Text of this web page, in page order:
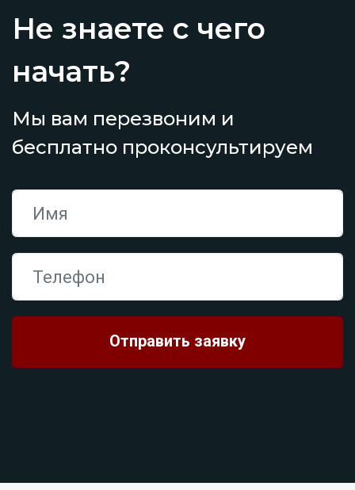
Не знаете с чего
начать?
Мы вам перезвоним и
бесплатно проконсультируем